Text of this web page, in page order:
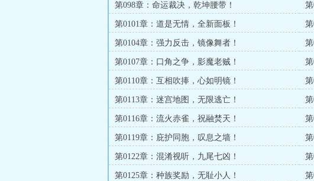
第098章：命运裁决，乾坤腰带！
第0101章：道是无情，全新面板！
第0104章：强力反击，镜像舞者！
第0107章：口角之争，影魔老贼！
第0110章：互相吹捧，心如明镜！
第0113章：迷宫地图，无限逃亡！
第0116章：流火赤雀，祝融焚天！
第0119章：庇护同胞，叹息之墙！
第0122章：混淆视听，九尾七凶！
第0125章：种族奖励，无耻小人！